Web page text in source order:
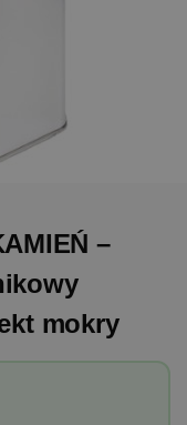
–
mokry